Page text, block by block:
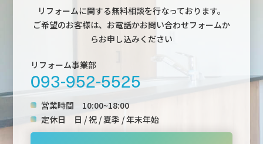
リフォームに関する無料相談を行なっております。
ご希望のお客様は、お電話かお問い合わせフォームか
らお申し込みください
リフォーム事業部
093-952-5525
営業時間 10:00~18:00
定休日
日 / 祝 / 夏季 / 年末年始